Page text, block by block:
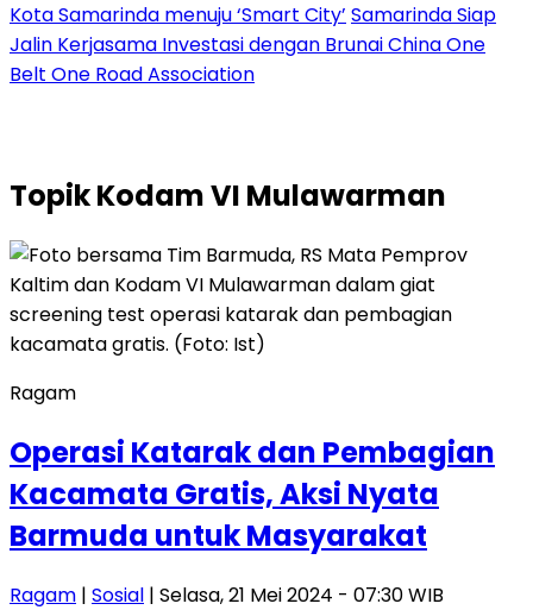
Kota Samarinda menuju ‘Smart City’ Samarinda Siap
Jalin Kerjasama Investasi dengan Brunai China One
Belt One Road Association
TopikKodam VI Mulawarman
Ragam
Operasi Katarak dan Pembagian
Kacamata Gratis, Aksi Nyata
Barmuda untuk Masyarakat
Ragam | Sosial | Selasa, 21 Mei 2024 - 07:30 WIB